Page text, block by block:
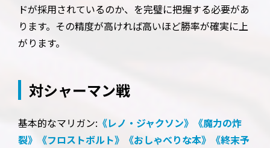
ドが採用されているのか、を完璧に把握する必要があ
ります。その精度が高ければ高いほど勝率が確実に上
がります。
対シャーマン戦
基本的なマリガン: 《レノ・ジャクソン》
《魔力の炸
裂》
《フロストボルト》 《おしゃべりな本》
《終末予